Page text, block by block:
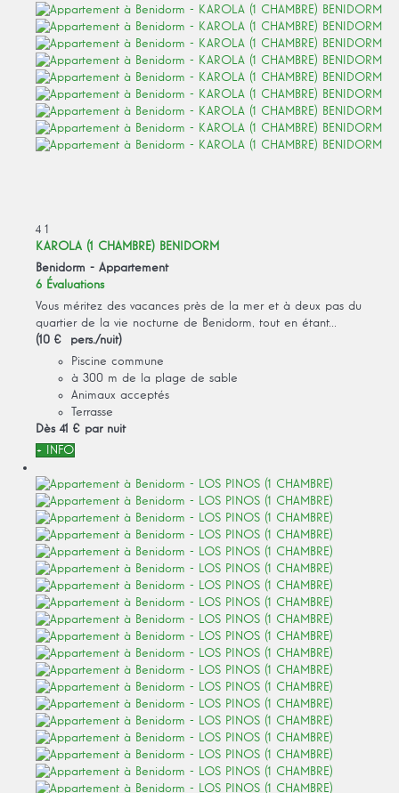
4 1
KAROLA (1 CHAMBRE) BENIDORM
Benidorm - Appartement
6 Évaluations
Vous méritez des vacances près de la mer et à deux pas du
quartier de la vie nocturne de Benidorm, tout en étant...
(10 € pers./nuit)
Piscine commune
à 300 m de la plage de sable
Animaux acceptés
Terrasse
Dès 41 € par nuit
+ INFO